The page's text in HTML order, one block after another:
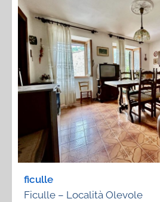
ficulle
Ficulle – Località Olevole